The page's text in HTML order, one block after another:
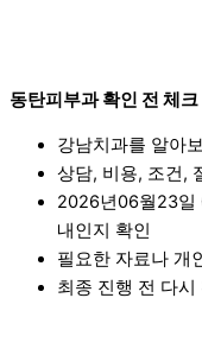
동탄피부과 확인 전 체
강남치과를 알아
상담, 비용, 조건,
2026년06월23일
내인지 확인
필요한 자료나 개
최종 진행 전 다